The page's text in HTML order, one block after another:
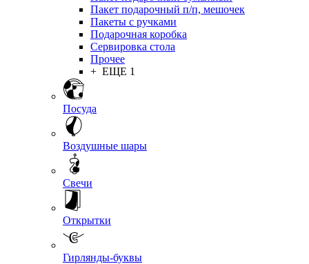
Пакет подарочный п/п, мешочек
Пакеты с ручками
Подарочная коробка
Сервировка стола
Прочее
+ ЕЩЕ 1
Посуда
Воздушные шары
Свечи
Открытки
Гирлянды-буквы